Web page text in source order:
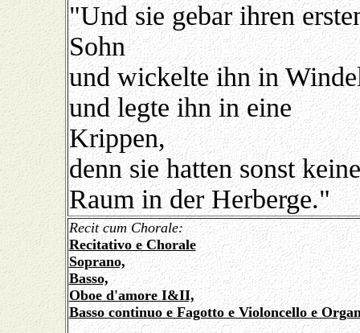
"Und sie gebar ihren
Sohn
und wickelte ihn in
und legte ihn in eine
Krippen,
denn sie hatten sonst
Raum in der Herberge."
Recit cum Chorale:
Recitativo e Chorale
Soprano,
Basso,
Oboe d'amore I&II,
Basso continuo e Fagotto e Violoncello e